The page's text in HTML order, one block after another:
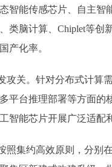
智能传感芯片、自主
类脑计算、Chiplet等
产化率。
关。针对分布式计算
平台推理部署等方面
智能芯片开展广泛适配
集约高效原则，分别